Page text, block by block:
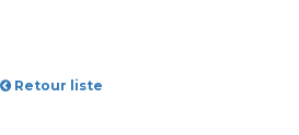
Retour liste